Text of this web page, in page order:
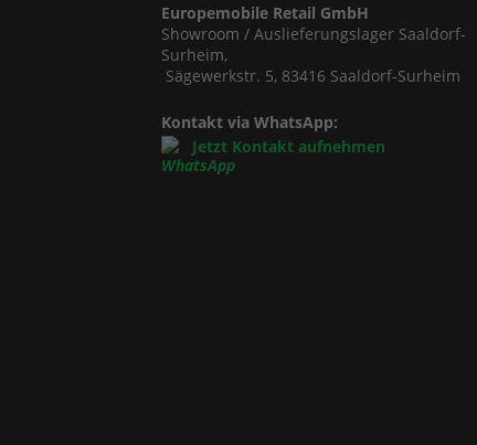
Europemobile Retail GmbH
Showroom / Auslieferungslager Saaldorf-
Surheim,
Sägewerkstr. 5, 83416 Saaldorf-Surheim
Kontakt via WhatsApp:
Jetzt Kontakt aufnehmen